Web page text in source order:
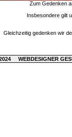
Zum Gedenken
Insbesondere gilt
Gleichzeitig gedenken wir
WEBDESIGNER